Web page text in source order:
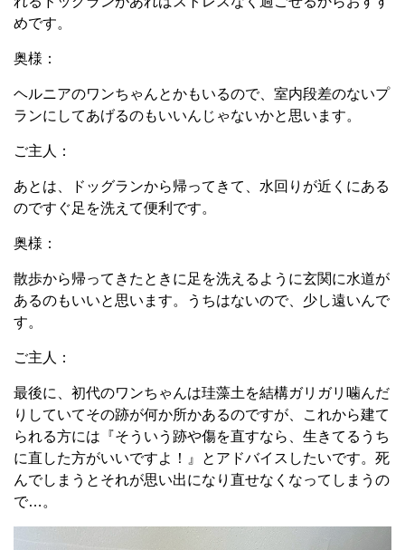
めです。
奥様：
ヘルニアのワンちゃんとかもいるので、室内段差のないプ
ランにしてあげるのもいいんじゃないかと思います。
ご主人：
あとは、ドッグランから帰ってきて、水回りが近くにある
のですぐ足を洗えて便利です。
奥様：
散歩から帰ってきたときに足を洗えるように玄関に水道が
あるのもいいと思います。
うちはないので、少し遠いんで
す。
ご主人：
最後に、初代のワンちゃんは珪藻土を結構ガリガリ噛んだ
りしていてその跡が何か所かあるのですが、
これから建て
られる方には『そういう跡や傷を直すなら、生きてるうち
に直した方がいいですよ！』と アドバイスしたいです。 死
んでしまうとそれが思い出になり直せなくなってしまうの
で…。